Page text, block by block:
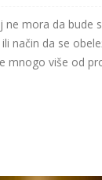
ne mora da bude
način da se
mnogo više od